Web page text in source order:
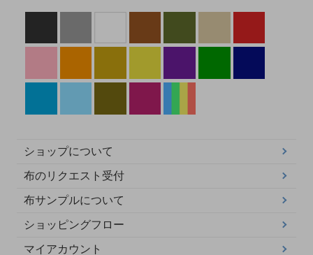
ショップについて
布のリクエスト受付
布サンプルについて
ショッピングフロー
マイアカウント